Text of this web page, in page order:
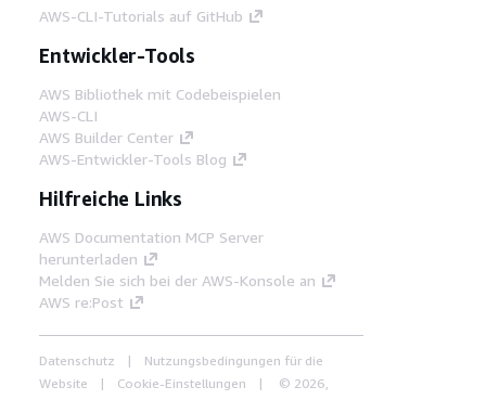
AWS-CLI-Tutorials auf GitHub
Entwickler-Tools
AWS Bibliothek mit Codebeispielen
AWS-CLI
AWS Builder Center
AWS-Entwickler-Tools Blog
Hilfreiche Links
AWS Documentation MCP Server
herunterladen
Melden Sie sich bei der AWS-Konsole an
AWS re:Post
Datenschutz
Nutzungsbedingungen für die
Website
Cookie-Einstellungen
© 2026,